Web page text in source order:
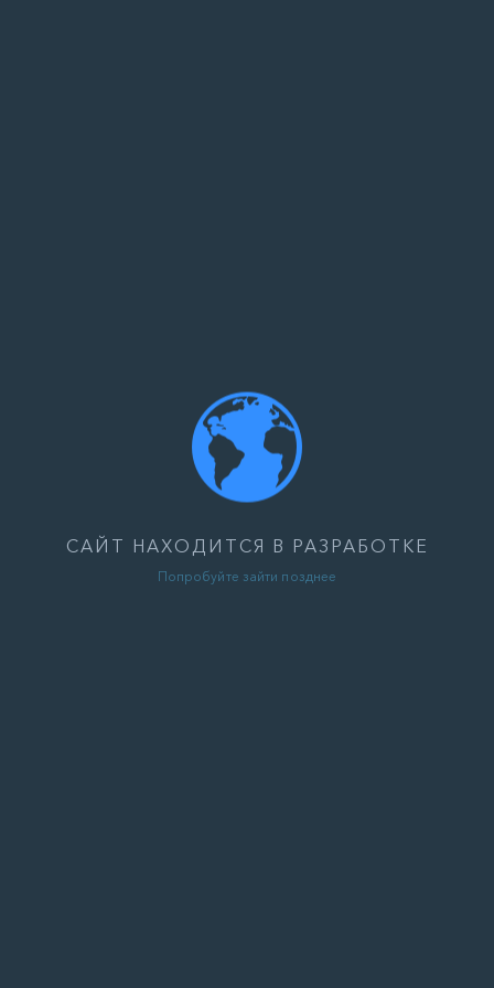
САЙТ НАХОДИТСЯ В РАЗРАБОТКЕ
Попробуйте зайти позднее